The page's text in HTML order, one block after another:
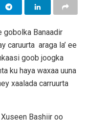
gobolka Banaadir
caruurta araga la’ ee
goob joogka
ku haya waxaa uuna
xaalada carruurta
Bashiir oo